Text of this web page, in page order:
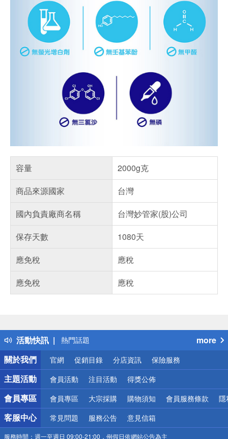
容量
2000g克
商品來源國家
台灣
國內負責廠商名稱
台灣妙管家(股)公司
保存天數
1080天
應免稅
應稅
應免稅
應稅
活動快訊
得獎公告
熱門話題
銀行優惠
偏遠地區配送
詐騙網頁！請小心！
more
關於我們
官網 促銷目錄 分店資訊 保險服務
主題活動 會員活動 注目活動 得獎公佈
會員專區 會員專區 大宗採購 購物須知 會員服務條款 隱
客服中心 常見問題 服務公告 意見信箱
服務時間： 週一至週日 09:00-21:00，例假日依網站公告為主